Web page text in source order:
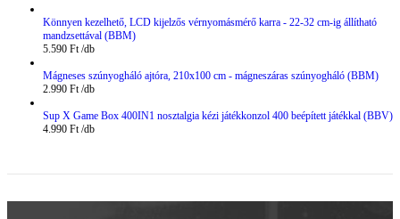
Könnyen kezelhető, LCD kijelzős vérnyomásmérő karra - 22-32 cm-ig állítható
mandzsettával (BBM)
5.590 Ft
Mágneses szúnyogháló ajtóra, 210x100 cm - mágneszáras szúnyogháló (BBM)
2.990 Ft
Sup X Game Box 400IN1 nosztalgia kézi játékkonzol 400 beépített játékkal (BBV)
4.990 Ft